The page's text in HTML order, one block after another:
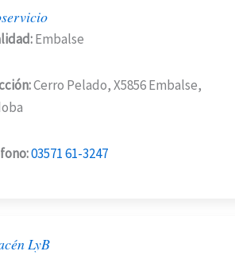
Embalse
Cerro Pelado, X5856 Embalse,
03571 61-3247
LyB